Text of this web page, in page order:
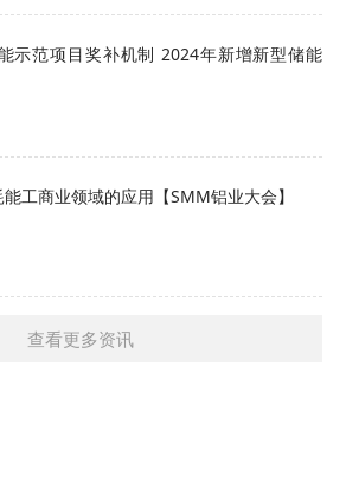
示范项目奖补机制 2024年新增新型储能
工商业领域的应用【SMM铝业大会】
查看更多资讯